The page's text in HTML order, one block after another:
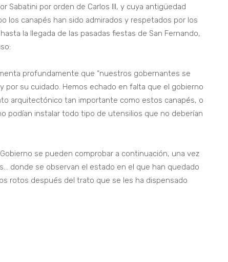
Sabatini por orden de Carlos III, y cuya antigüedad
los canapés han sido admirados y respetados por los
la llegada de las pasadas fiestas de San Fernando,
profundamente que “nuestros gobernantes se
su cuidado. Hemos echado en falta que el gobierno
arquitectónico tan importante como estos canapés, o
podían instalar todo tipo de utensilios que no deberían
se pueden comprobar a continuación, una vez
donde se observan el estado en el que han quedado
rotos después del trato que se les ha dispensado